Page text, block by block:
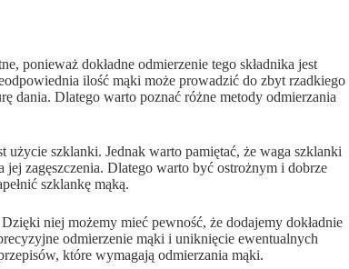
ponieważ dokładne odmierzenie tego składnika jest
ilość mąki może prowadzić do zbyt rzadkiego
dania. Dlatego warto poznać różne metody odmierzania
użycie szklanki. Jednak warto pamiętać, że waga szklanki
jej zagęszczenia. Dlatego warto być ostrożnym i dobrze
szklankę mąką.
niej możemy mieć pewność, że dodajemy dokładnie
odmierzenie mąki i uniknięcie ewentualnych
które wymagają odmierzania mąki.